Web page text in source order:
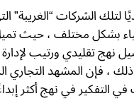
لتلك الشركات “الغريبة”
بشكل مختلف ، حيث
نهج تقليدي ورتيب لإدارة
، فإن المشهد التجاري
التفكير في نهج أكثر